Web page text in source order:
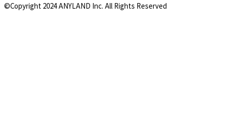
©Copyright 2024 ANYLAND Inc. All Rights Reserved